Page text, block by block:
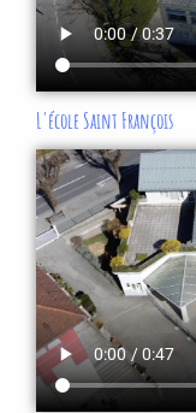
L'école Saint François